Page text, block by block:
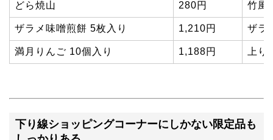
どら焼山 280円 竹風
ザラメ味噌煎餅 5枚入り 1,210円 ザラ
満月りんご 10個入り 1,188円 上
下り線ショッピングコーナーにしかない限定品も